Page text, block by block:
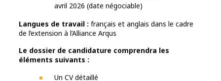
avril 2026 (date négociable)
Langues de travail : français et anglais dans le cadre
de l’extension à l’Alliance Arqus
Le dossier de candidature comprendra les
éléments suivants :
Un CV détaillé